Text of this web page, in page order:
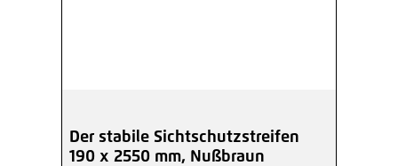
Der stabile Sichtschutzstreifen
190 x 2550 mm, Nußbraun